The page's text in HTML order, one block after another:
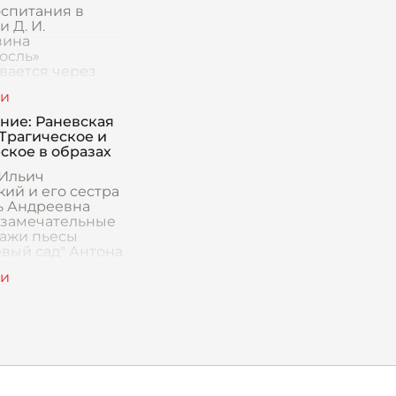
в
Д. И.
через
персонажей. В
Митрофана
недоросля,
Раневская
и
в образах
и его сестра
Андреевна
замечательные
пьесы
сад" Антона
воплощают